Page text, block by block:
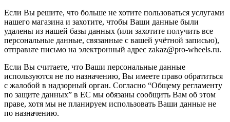
Если Вы решите, что больше не хотите пользоваться услугами
нашего магазина и захотите, чтобы Ваши данные были
удалены из нашей базы данных (или захотите получить все
персональные данные, связанные с вашей учётной записью),
отправьте письмо на электронный адрес zakaz@pro-wheels.ru.
Если Вы считаете, что Ваши персональные данные
используются не по назначению, Вы имеете право обратиться
с жалобой в надзорный орган. Согласно “Общему регламенту
по защите данных” в ЕС мы обязаны сообщить Вам об этом
праве, хотя мы не планируем использовать Ваши данные не
по назначению.